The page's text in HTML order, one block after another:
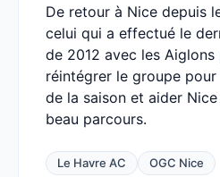
De retour à Nice depuis
celui qui a effectué le
de 2012 avec les
réintégrer le groupe
de la saison et aider
beau parcours.
Le Havre AC OGC Nice